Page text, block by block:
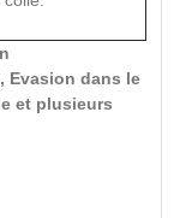
Evasion dans le
et plusieurs